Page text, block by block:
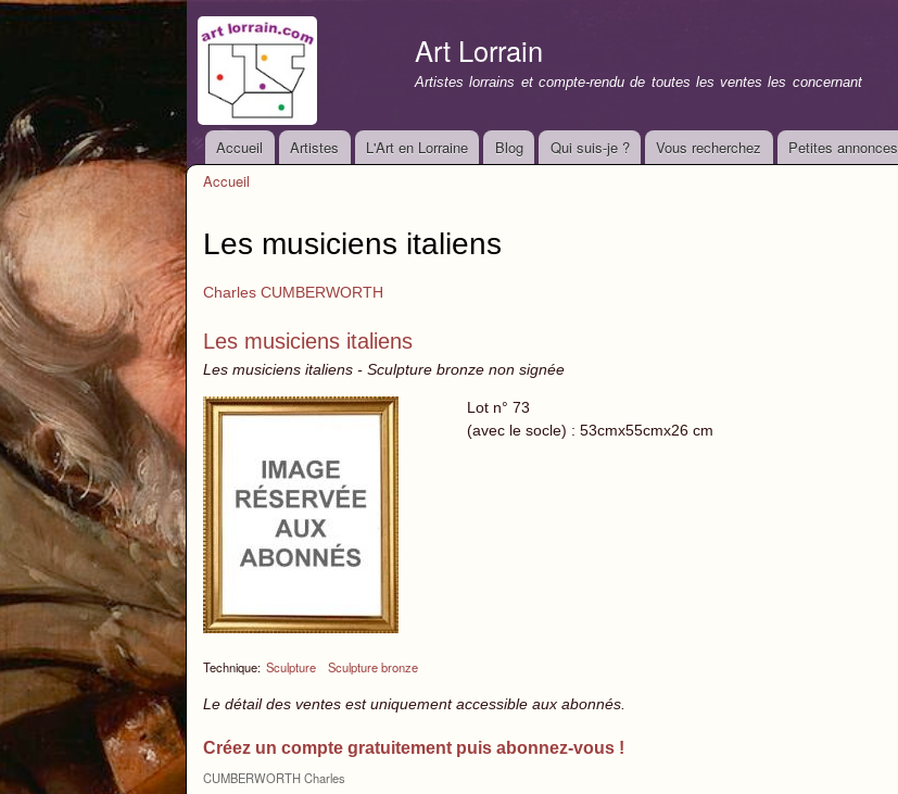
Art Lorrain
Artistes lorrains et compte-rendu de toutes les ventes les concernant
Menu principal
Accueil Artistes L'Art en Lorraine Blog Qui suis-je ? Vous recherchez Petites annonces
Accueil
Les musiciens italiens
Charles CUMBERWORTH
Les musiciens italiens
Les musiciens italiens - Sculpture bronze non signée
Technique: Sculpture Sculpture bronze
Lot n° 73
(avec le socle) : 53cmx55cmx26 cm
Le détail des ventes est uniquement accessible aux abonnés.
Créez un compte gratuitement puis abonnez-vous !
CUMBERWORTH Charles